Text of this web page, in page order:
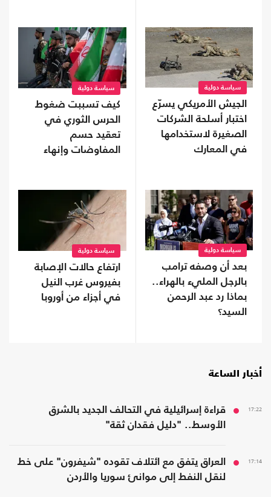
سياسة دولية
الجيش الأمريكي يسرّع
اختبار أسلحة الشركات
الصغيرة لاستخدامها
في المعارك
سياسة دولية
كيف تسببت ضغوط
الحرس الثوري في
تعقيد حسم
المفاوضات وإنهاء
سياسة دولية
بعد أن وصفه ترامب
بالرجل المليء بالهراء..
بماذا رد عبد الرحمن
السيد؟
سياسة دولية
ارتفاع حالات الإصابة
بفيروس غرب النيل
في أجزاء من أوروبا
أخبار الساعة
17:22
قراءة إسرائيلية في التحالف الجديد بالشرق
الأوسط.. "دليل فقدان ثقة"
17:14
العراق يتفق مع ائتلاف تقوده "شيفرون" على خط
لنقل النفط إلى موانئ سوريا والأردن